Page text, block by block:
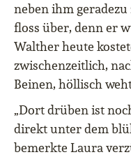
neben ihm geradezu
floss über, denn er
Walther heute
zwischenzeitlich,
Beinen, höllisch
„Dort drüben ist
direkt unter dem
bemerkte Laura